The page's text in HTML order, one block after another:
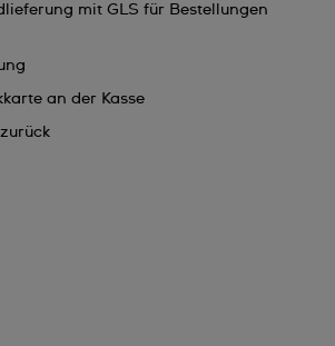
mit GLS für Bestellungen
an der Kasse